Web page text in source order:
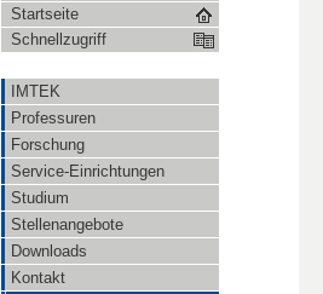
Startseite
Schnellzugriff
IMTEK
Professuren
Forschung
Service-Einrichtungen
Studium
Stellenangebote
Downloads
Kontakt